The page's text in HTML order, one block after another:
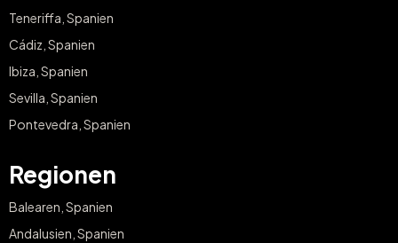
Teneriffa, Spanien
Cádiz, Spanien
Ibiza, Spanien
Sevilla, Spanien
Pontevedra, Spanien
Regionen
Balearen, Spanien
Andalusien, Spanien